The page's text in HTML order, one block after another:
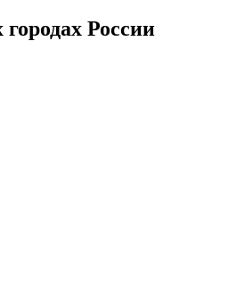
России